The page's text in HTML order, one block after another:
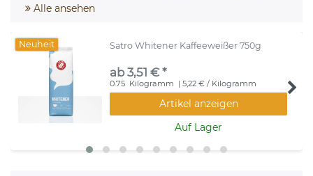
Alle ansehen
Neuheit Satro Whitener Kaffeeweißer 750g
ab 3,51 € *
0.75 Kilogramm | 5,22 € / Kilogramm
Artikel anzeigen
Auf Lager